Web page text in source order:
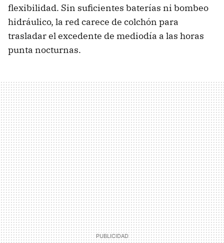
flexibilidad. Sin suficientes baterías ni bombeo
hidráulico, la red carece de colchón para
trasladar el excedente de mediodía a las horas
punta nocturnas.